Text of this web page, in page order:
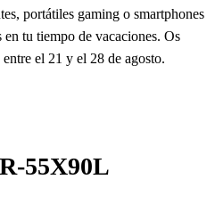
portátiles gaming o smartphones
tu tiempo de vacaciones. Os
el 21 y el 28 de agosto.
55X90L